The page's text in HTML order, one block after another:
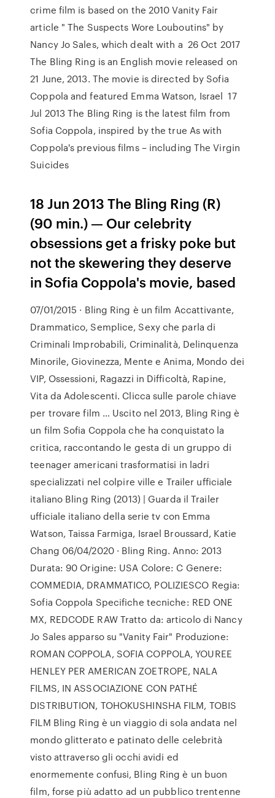
crime film is based on the 2010 Vanity Fair
article " The Suspects Wore Louboutins" by
Nancy Jo Sales, which dealt with a 26 Oct 2017
The Bling Ring is an English movie released on
21 June, 2013. The movie is directed by Sofia
Coppola and featured Emma Watson, Israel 17
Jul 2013 The Bling Ring is the latest film from
Sofia Coppola, inspired by the true As with
Coppola's previous films – including The Virgin
Suicides
18 Jun 2013 The Bling Ring (R)
(90 min.) — Our celebrity
obsessions get a frisky poke but
not the skewering they deserve
in Sofia Coppola's movie, based
07/01/2015 · Bling Ring è un film Accattivante,
Drammatico, Semplice, Sexy che parla di
Criminali Improbabili, Criminalità, Delinquenza
Minorile, Giovinezza, Mente e Anima, Mondo dei
VIP, Ossessioni, Ragazzi in Difficoltà, Rapine,
Vita da Adolescenti. Clicca sulle parole chiave
per trovare film … Uscito nel 2013, Bling Ring è
un film Sofia Coppola che ha conquistato la
critica, raccontando le gesta di un gruppo di
teenager americani trasformatisi in ladri
specializzati nel colpire ville e Trailer ufficiale
italiano Bling Ring (2013) | Guarda il Trailer
ufficiale italiano della serie tv con Emma
Watson, Taissa Farmiga, Israel Broussard, Katie
Chang 06/04/2020 · Bling Ring. Anno: 2013
Durata: 90 Origine: USA Colore: C Genere:
COMMEDIA, DRAMMATICO, POLIZIESCO Regia:
Sofia Coppola Specifiche tecniche: RED ONE
MX, REDCODE RAW Tratto da: articolo di Nancy
Jo Sales apparso su "Vanity Fair" Produzione:
ROMAN COPPOLA, SOFIA COPPOLA, YOUREE
HENLEY PER AMERICAN ZOETROPE, NALA
FILMS, IN ASSOCIAZIONE CON PATHÉ
DISTRIBUTION, TOHOKUSHINSHA FILM, TOBIS
FILM Bling Ring è un viaggio di sola andata nel
mondo glitterato e patinato delle celebrità
visto attraverso gli occhi avidi ed
enormemente confusi, Bling Ring è un buon
film, forse più adatto ad un pubblico trentenne